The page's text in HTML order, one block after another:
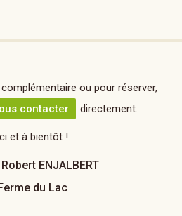
ou pour réserver,
contacter directement.
et à bientôt !
ENJALBERT
du Lac